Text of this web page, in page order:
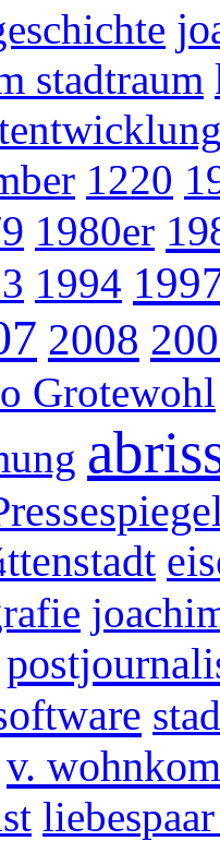
stadtraum
1220
1980er
1994
2008
Grotewohl
v.